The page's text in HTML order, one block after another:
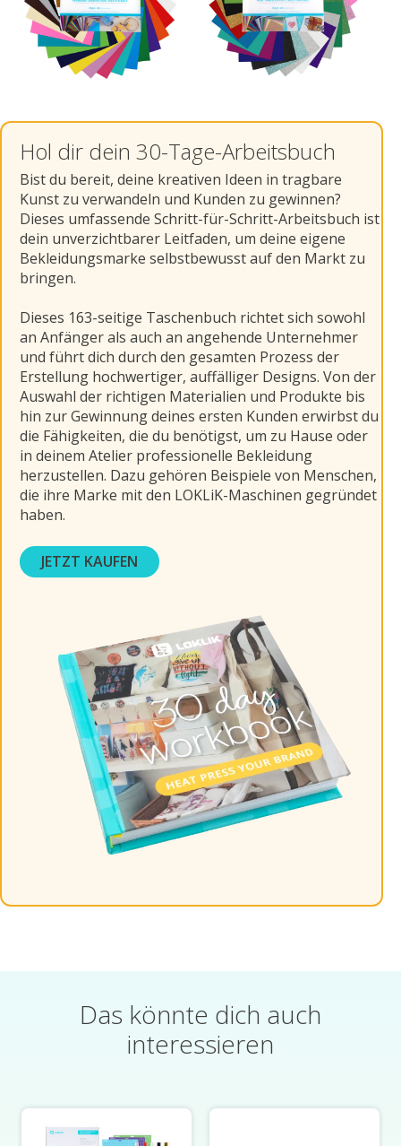
Hol dir dein 30-Tage-Arbeitsbuch
Bist du bereit, deine kreativen Ideen in tragbare
Kunst zu verwandeln und Kunden zu gewinnen?
Dieses umfassende Schritt-für-Schritt-Arbeitsbuch ist
dein unverzichtbarer Leitfaden, um deine eigene
Bekleidungsmarke selbstbewusst auf den Markt zu
bringen.
Dieses 163-seitige Taschenbuch richtet sich sowohl
an Anfänger als auch an angehende Unternehmer
und führt dich durch den gesamten Prozess der
Erstellung hochwertiger, auffälliger Designs. Von der
Auswahl der richtigen Materialien und Produkte bis
hin zur Gewinnung deines ersten Kunden erwirbst du
die Fähigkeiten, die du benötigst, um zu Hause oder
in deinem Atelier professionelle Bekleidung
herzustellen. Dazu gehören Beispiele von Menschen,
die ihre Marke mit den LOKLiK-Maschinen gegründet
haben.
JETZT KAUFEN
Das könnte dich auch
interessieren